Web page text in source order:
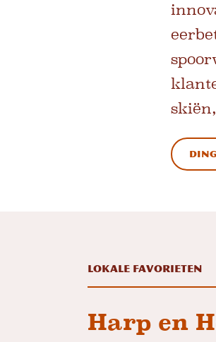
Lokale favorieten
Harp en